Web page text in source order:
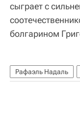
сыграет с
болгарином
Рафаэль Надаль